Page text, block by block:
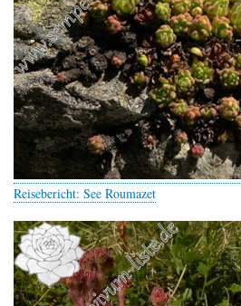
Reisebericht: See Roumazet